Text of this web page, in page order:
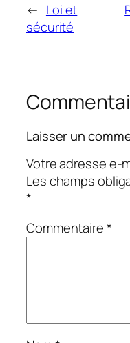
← Loi et
sécurité
Laisser un
Votre adresse e-
Les champs
*
Commentaire*